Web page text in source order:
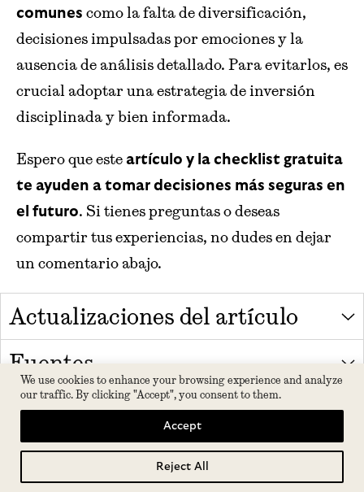
We use cookies to enhance your browsing experience and analyze
our traffic. By clicking "Accept", you consent to them.
Reject All
Accept
comunes como la falta de diversificación,
decisiones impulsadas por emociones y la
ausencia de análisis detallado. Para evitarlos, es
crucial adoptar una estrategia de inversión
disciplinada y bien informada.
Espero que este artículo y la checklist gratuita
te ayuden a tomar decisiones más seguras en
el futuro. Si tienes preguntas o deseas
compartir tus experiencias, no dudes en dejar
un comentario abajo.
Actualizaciones del artículo
Fuentes
Autores
Josep Garcia